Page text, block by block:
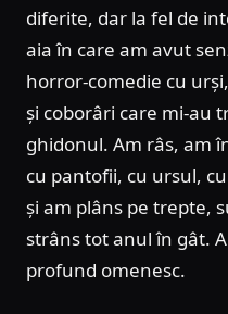
diferite, dar la fel de
aia în care am avut
horror-comedie cu
și coborâri care mi-au
ghidonul. Am râs, am
cu pantofii, cu ursul,
și am plâns pe trepte,
strâns tot anul în gât.
profund omenesc.